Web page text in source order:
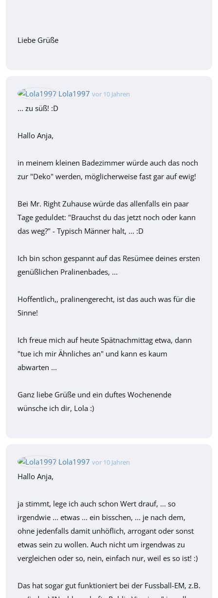
Liebe Grüße
Lola1997 vor 10 Jahren
... zu süß! :D
Hallo Anja,
in meinem kleinen Badezimmer würde auch das noch
zur "Deko" werden, möglicherweise fast gar auf ewig!
Bei Mr. Right Zuhause würde das allenfalls ein paar
Tage geduldet: "Brauchst du das jetzt noch oder kann
das weg?" - Typisch Männer halt, ... :D
Ich bin schon gespannt auf das Resümee deines ersten
genüßlichen Pralinenbades, ...
Hoffentlich,, pralinengerecht, ist das auch was für die
Sinne!
Ich freue mich auf heute Spätnachmittag etwa, dann
"tue ich mir Ähnliches an" und kann es kaum
abwarten ...
Ganz liebe Grüße und ein duftes Wochenende
wünsche ich dir, Lola :)
Lola1997 vor 10 Jahren
Hallo Anja,
ja stimmt, lege ich auch schon Wert drauf, ... so
irgendwie ... etwas ... ein bisschen, ... je nach dem,
ohne jedenfalls damit unhöflich, arrogant oder sonst
etwas sein zu wollen. Auch nicht um irgendwas zu
vergleichen oder so, nein, einfach nur, weil es so ist! :)
Das hat sogar gut funktioniert bei der Fussball-EM, z.B.